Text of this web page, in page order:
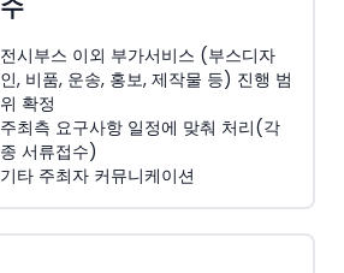
수
전시부스 이외 부가서비스 (부스디자
인, 비품, 운송, 홍보, 제작물 등) 진행 범
위 확정
주최측 요구사항 일정에 맞춰 처리(각
종 서류접수)
기타 주최자 커뮤니케이션